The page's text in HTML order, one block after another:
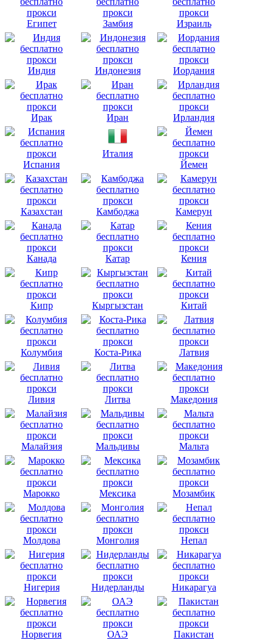
Египет Замбия Израиль
Индия Индонезия Иордания
Ирак Иран Ирландия
Испания
Италия
Йемен
Казахстан Камбоджа Камерун
Канада Катар Кения
Кипр Кыргызстан Китай
Колумбия Коста-Рика Латвия
Ливия Литва Македония
Малайзия Мальдивы Мальта
Марокко Мексика Мозамбик
Молдова Монголия Непал
Нигерия Нидерланды Никарагуа
Норвегия ОАЭ Пакистан